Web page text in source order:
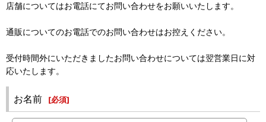
店舗についてはお電話にてお問い合わせをお願いいたします。
通販についてのお電話でのお問い合わせはお控えください。
受付時間外にいただきましたお問い合わせについては翌営業日に対
応いたします。
お名前 [必須]